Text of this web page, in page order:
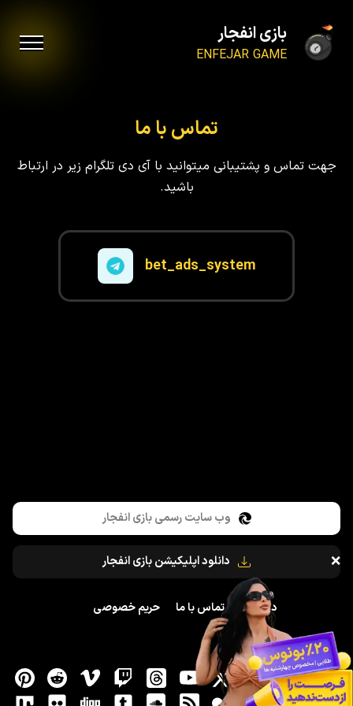
بازی انفجار
ENFEJAR GAME
تماس با ما
جهت تماس و پشتیبانی میتوانید با آی دی تلگرام زیر در ارتباط
باشید.
bet_ads_system
❌
وب سایت رسمی بازی انفجار
دانلود اپلیکیشن بازی انفجار
درباره ما تماس با ما حریم خصوصی